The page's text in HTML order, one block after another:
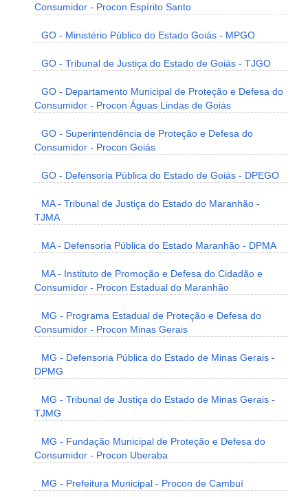
Consumidor - Procon Espírito Santo
GO - Ministério Público do Estado Goiás - MPGO
GO - Tribunal de Justiça do Estado de Goiás - TJGO
GO - Departamento Municipal de Proteção e Defesa do
Consumidor - Procon Águas Lindas de Goiás
GO - Superintendência de Proteção e Defesa do
Consumidor - Procon Goiás
GO - Defensoria Pública do Estado de Goiás - DPEGO
MA - Tribunal de Justiça do Estado do Maranhão -
TJMA
MA - Defensoria Pública do Estado Maranhão - DPMA
MA - Instituto de Promoção e Defesa do Cidadão e
Consumidor - Procon Estadual do Maranhão
MG - Programa Estadual de Proteção e Defesa do
Consumidor - Procon Minas Gerais
MG - Defensoria Pública do Estado de Minas Gerais -
DPMG
MG - Tribunal de Justiça do Estado de Minas Gerais -
TJMG
MG - Fundação Municipal de Proteção e Defesa do
Consumidor - Procon Uberaba
MG - Prefeitura Municipal - Procon de Cambuí